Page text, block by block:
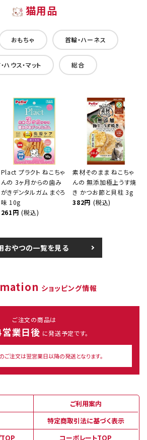
猫用品
おもちゃ 首輪・ハーネス
ハウス・マット 総合
Plact プラクト ねこちゃ
んの 3ヶ月からの歯み
がきデンタルガム まぐろ
味 10g
261円 (税込)
素材そのまま ねこちゃ
んの 無添加極上うす焼
き かつお節と貝柱 3g
382円 (税込)
おやつの一覧を見る
ショッピング情報
ご注文の商品は
営業日後 に発送予定です。
注文は翌営業日以降の発送となります。
ご利用案内
特定商取引法に基づく表示
TOP
コーポレートTOP